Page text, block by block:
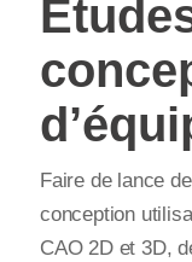
Faire de lance
conception
CAO 2D et 3D,